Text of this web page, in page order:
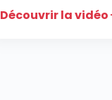
Découvrir la vidéo